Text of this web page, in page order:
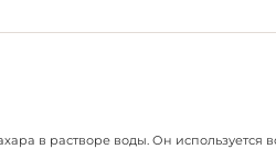
в растворе воды. Он используется